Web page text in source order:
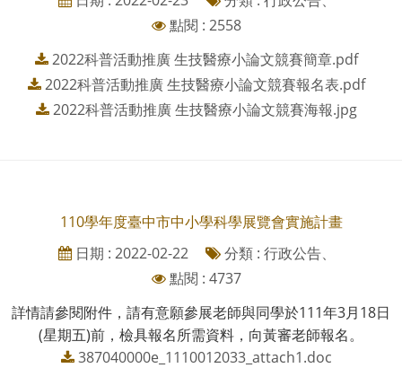
點閱 : 2558
2022科普活動推廣 生技醫療小論文競賽簡章.pdf
2022科普活動推廣 生技醫療小論文競賽報名表.pdf
2022科普活動推廣 生技醫療小論文競賽海報.jpg
110學年度臺中市中小學科學展覽會實施計畫
日期 : 2022-02-22
分類 : 行政公告、
點閱 : 4737
詳情請參閱附件，請有意願參展老師與同學於111年3月18日
(星期五)前，檢具報名所需資料，向黃審老師報名。
387040000e_1110012033_attach1.doc